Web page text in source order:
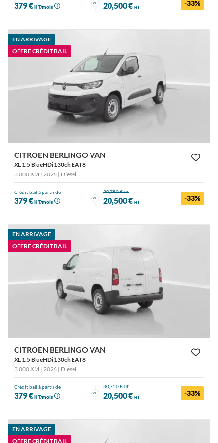
379 €HT/mois
ou 20,500 € HT -33%
EN ARRIVAGE
OFFRE CRÉDIT BAIL
CITROEN BERLINGO VAN
XL 1.5 BlueHDi 130ch EAT8
3,000 KM | 2026 | Diesel
Crédit bail à partir de
379 €HT/mois
ou
30,750 €HT
20,500 € HT -33%
EN ARRIVAGE
OFFRE CRÉDIT BAIL
CITROEN BERLINGO VAN
XL 1.5 BlueHDi 130ch EAT8
3,000 KM | 2026 | Diesel
Crédit bail à partir de
379 €HT/mois
ou
30,750 €HT
20,500 € HT -33%
EN ARRIVAGE
OFFRE CRÉDIT BAIL